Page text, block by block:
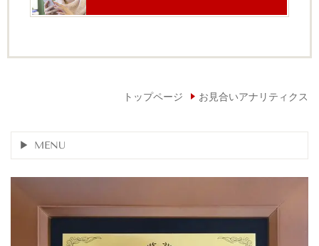
トップページ お見合いアナリティクス
MENU